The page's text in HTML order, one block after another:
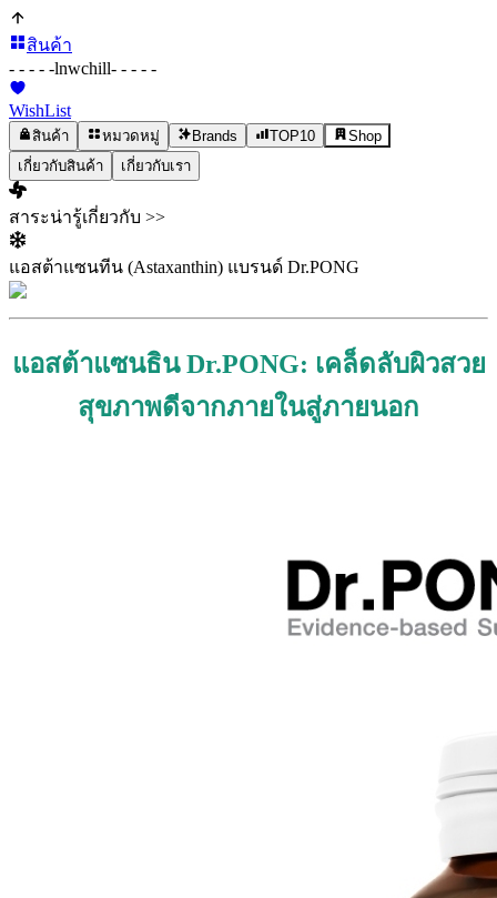
สินค้า
- - - - -lnwchill- - - - -
WishList
สินค้า หมวดหมู่ Brands TOP10
Shop
เกี่ยวกับสินค้า
เกี่ยวกับเรา
สาระน่ารู้เกี่ยวกับ >>
แอสต้าแซนทีน (Astaxanthin) แบรนด์ Dr.PONG
แอสต้าแซนธิน Dr.PONG: เคล็ดลับผิวสวย
สุขภาพดีจากภายในสู่ภายนอก